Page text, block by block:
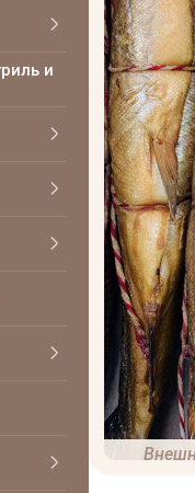
и